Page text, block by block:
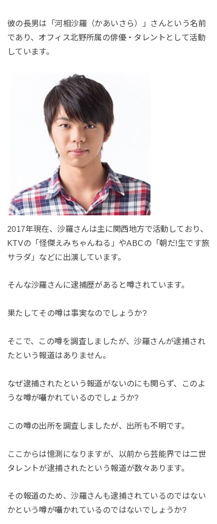
彼の長男は「河相沙羅（かあいさら）」さんという名前
であり、オフィス北野所属の俳優・タレントとして活動
しています。
2017年現在、沙羅さんは主に関西地方で活動しており、
KTVの「怪傑えみちゃんねる」やABCの「朝だ!生です旅
サラダ」などに出演しています。
そんな沙羅さんに逮捕歴があると噂されています。
果たしてその噂は事実なのでしょうか?
そこで、この噂を調査しましたが、沙羅さんが逮捕され
たという報道はありません。
なぜ逮捕されたという報道がないのにも関らず、このよ
うな噂が囁かれているのでしょうか?
この噂の出所を調査しましたが、出所も不明です。
ここからは憶測になりますが、以前から芸能界では二世
タレントが逮捕されたという報道が数々あります。
その報道のため、沙羅さんも逮捕されているのではない
かという噂が囁かれているのではないでしょうか?